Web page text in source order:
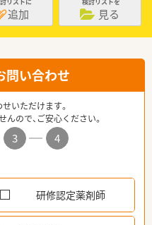
追加 見る
問い合わせ
いただけます。
ので、ご安心ください。
3
4
研修認定薬剤師